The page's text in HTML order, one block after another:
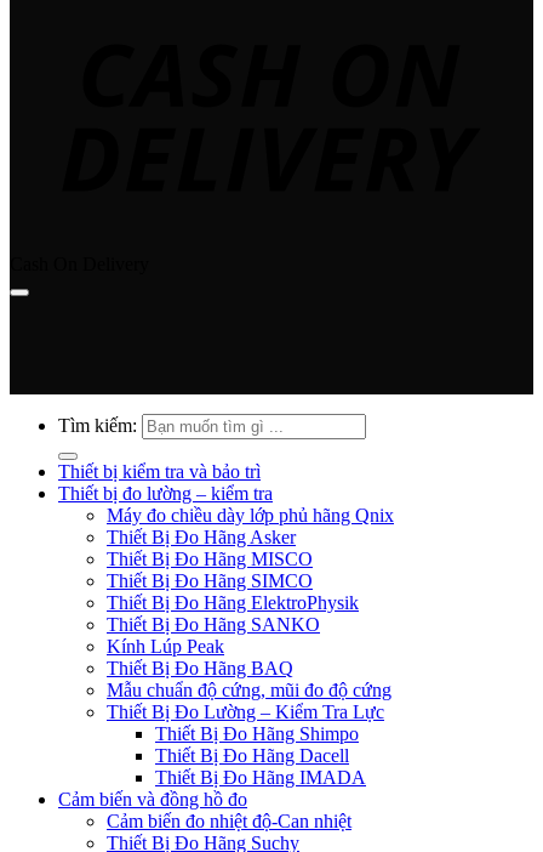
Tìm kiếm:
Thiết bị kiểm tra và bảo trì
Thiết bị đo lường – kiểm tra
Máy đo chiều dày lớp phủ hãng Qnix
Thiết Bị Đo Hãng Asker
Thiết Bị Đo Hãng MISCO
Thiết Bị Đo Hãng SIMCO
Thiết Bị Đo Hãng ElektroPhysik
Thiết Bị Đo Hãng SANKO
Kính Lúp Peak
Thiết Bị Đo Hãng BAQ
Mẫu chuẩn độ cứng, mũi đo độ cứng
Thiết Bị Đo Lường – Kiểm Tra Lực
Thiết Bị Đo Hãng Shimpo
Thiết Bị Đo Hãng Dacell
Thiết Bị Đo Hãng IMADA
Cảm biến và đồng hồ đo
Cảm biến đo nhiệt độ-Can nhiệt
Thiết Bị Đo Hãng Suchy